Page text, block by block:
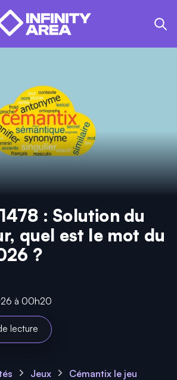
: Solution du
quel est le mot du
?
à 00h20
lecture
Jeux Cémantix le jeu